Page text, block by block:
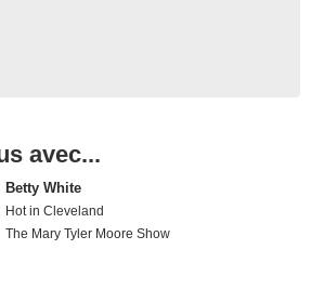
avec...
Betty White
Hot in Cleveland
The Mary Tyler Moore Show